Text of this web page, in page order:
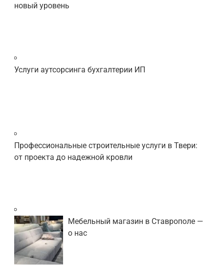
новый уровень
Услуги аутсорсинга бухгалтерии ИП
Профессиональные строительные услуги в Твери:
от проекта до надежной кровли
Мебельный магазин в Ставрополе —
о нас